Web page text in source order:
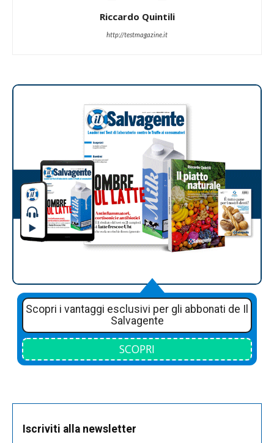
Riccardo Quintili
http://testmagazine.it
Scopri i vantaggi esclusivi per gli abbonati de Il
Salvagente
SCOPRI
Iscriviti alla newsletter